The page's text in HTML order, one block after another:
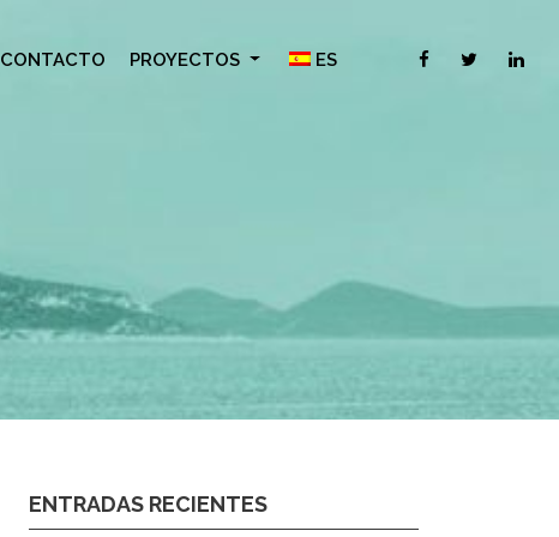
CONTACTO PROYECTOS ES
ENTRADAS RECIENTES